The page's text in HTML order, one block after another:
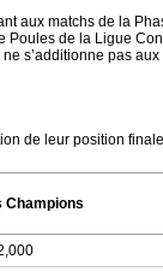
aux matchs de la
de la Ligue
s’additionne pas
de leur position
Champions